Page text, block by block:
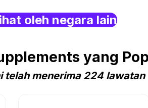
oleh negara lain
yang
telah menerima 224 lawatan